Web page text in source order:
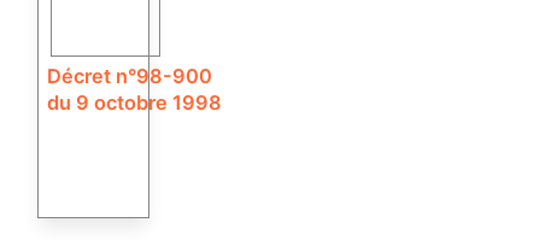
Décret n°98-900
du 9 octobre 1998